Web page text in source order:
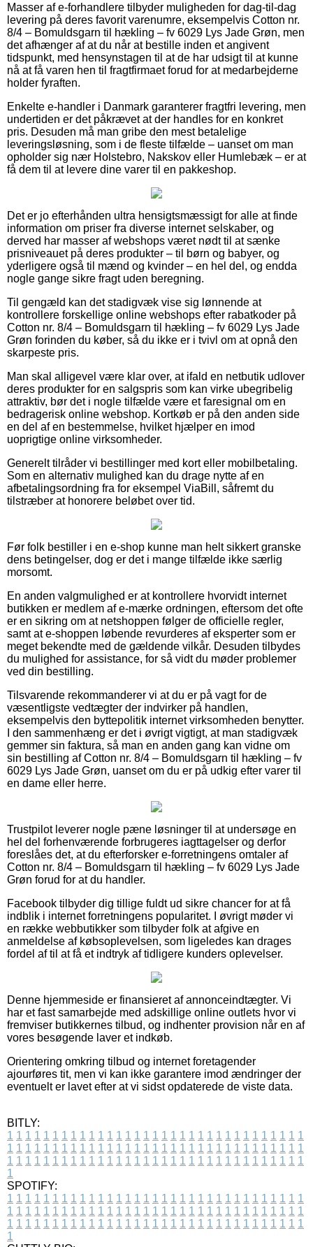
Masser af e-forhandlere tilbyder muligheden for dag-til-dag
levering på deres favorit varenumre, eksempelvis Cotton nr.
8/4 – Bomuldsgarn til hækling – fv 6029 Lys Jade Grøn, men
det afhænger af at du når at bestille inden et angivent
tidspunkt, med hensynstagen til at de har udsigt til at kunne
nå at få varen hen til fragtfirmaet forud for at medarbejderne
holder fyraften.
Enkelte e-handler i Danmark garanterer fragtfri levering, men
undertiden er det påkrævet at der handles for en konkret
pris. Desuden må man gribe den mest betalelige
leveringsløsning, som i de fleste tilfælde – uanset om man
opholder sig nær Holstebro, Nakskov eller Humlebæk – er at
få dem til at levere dine varer til en pakkeshop.
Det er jo efterhånden ultra hensigtsmæssigt for alle at finde
information om priser fra diverse internet selskaber, og
derved har masser af webshops været nødt til at sænke
prisniveauet på deres produkter – til børn og babyer, og
yderligere også til mænd og kvinder – en hel del, og endda
nogle gange sikre fragt uden beregning.
Til gengæld kan det stadigvæk vise sig lønnende at
kontrollere forskellige online webshops efter rabatkoder på
Cotton nr. 8/4 – Bomuldsgarn til hækling – fv 6029 Lys Jade
Grøn forinden du køber, så du ikke er i tvivl om at opnå den
skarpeste pris.
Man skal alligevel være klar over, at ifald en netbutik udlover
deres produkter for en salgspris som kan virke ubegribelig
attraktiv, bør det i nogle tilfælde være et faresignal om en
bedragerisk online webshop. Kortkøb er på den anden side
en del af en bestemmelse, hvilket hjælper en imod
uoprigtige online virksomheder.
Generelt tilråder vi bestillinger med kort eller mobilbetaling.
Som en alternativ mulighed kan du drage nytte af en
afbetalingsordning fra for eksempel ViaBill, såfremt du
tilstræber at honorere beløbet over tid.
Før folk bestiller i en e-shop kunne man helt sikkert granske
dens betingelser, dog er det i mange tilfælde ikke særlig
morsomt.
En anden valgmulighed er at kontrollere hvorvidt internet
butikken er medlem af e-mærke ordningen, eftersom det ofte
er en sikring om at netshoppen følger de officielle regler,
samt at e-shoppen løbende revurderes af eksperter som er
meget bekendte med de gældende vilkår. Desuden tilbydes
du mulighed for assistance, for så vidt du møder problemer
ved din bestilling.
Tilsvarende rekommanderer vi at du er på vagt for de
væsentligste vedtægter der indvirker på handlen,
eksempelvis den byttepolitik internet virksomheden benytter.
I den sammenhæng er det i øvrigt vigtigt, at man stadigvæk
gemmer sin faktura, så man en anden gang kan vidne om
sin bestilling af Cotton nr. 8/4 – Bomuldsgarn til hækling – fv
6029 Lys Jade Grøn, uanset om du er på udkig efter varer til
en dame eller herre.
Trustpilot leverer nogle pæne løsninger til at undersøge en
hel del forhenværende forbrugeres iagttagelser og derfor
foreslåes det, at du efterforsker e-forretningens omtaler af
Cotton nr. 8/4 – Bomuldsgarn til hækling – fv 6029 Lys Jade
Grøn forud for at du handler.
Facebook tilbyder dig tillige fuldt ud sikre chancer for at få
indblik i internet forretningens popularitet. I øvrigt møder vi
en række webbutikker som tilbyder folk at afgive en
anmeldelse af købsoplevelsen, som ligeledes kan drages
fordel af til at få et indtryk af tidligere kunders oplevelser.
Denne hjemmeside er finansieret af annonceindtægter. Vi
har et fast samarbejde med adskillige online outlets hvor vi
fremviser butikkernes tilbud, og indhenter provision når en af
vores besøgende laver et indkøb.
Orientering omkring tilbud og internet foretagender
ajourføres tit, men vi kan ikke garantere imod ændringer der
eventuelt er lavet efter at vi sidst opdaterede de viste data.
BITLY:
1 1 1 1 1 1 1 1 1 1 1 1 1 1 1 1 1 1 1 1 1 1 1 1 1 1 1 1 1 1 1 1 1
1 1 1 1 1 1 1 1 1 1 1 1 1 1 1 1 1 1 1 1 1 1 1 1 1 1 1 1 1 1 1 1 1
1 1 1 1 1 1 1 1 1 1 1 1 1 1 1 1 1 1 1 1 1 1 1 1 1 1 1 1 1 1 1 1 1
1
SPOTIFY:
1 1 1 1 1 1 1 1 1 1 1 1 1 1 1 1 1 1 1 1 1 1 1 1 1 1 1 1 1 1 1 1 1
1 1 1 1 1 1 1 1 1 1 1 1 1 1 1 1 1 1 1 1 1 1 1 1 1 1 1 1 1 1 1 1 1
1 1 1 1 1 1 1 1 1 1 1 1 1 1 1 1 1 1 1 1 1 1 1 1 1 1 1 1 1 1 1 1 1
1